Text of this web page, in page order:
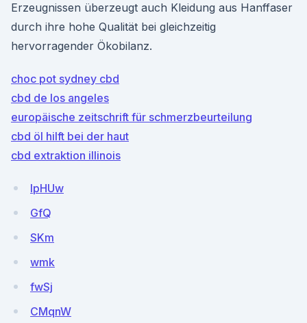
Erzeugnissen überzeugt auch Kleidung aus Hanffaser
durch ihre hohe Qualität bei gleichzeitig
hervorragender Ökobilanz.
choc pot sydney cbd
cbd de los angeles
europäische zeitschrift für schmerzbeurteilung
cbd öl hilft bei der haut
cbd extraktion illinois
lpHUw
GfQ
SKm
wmk
fwSj
CMqnW